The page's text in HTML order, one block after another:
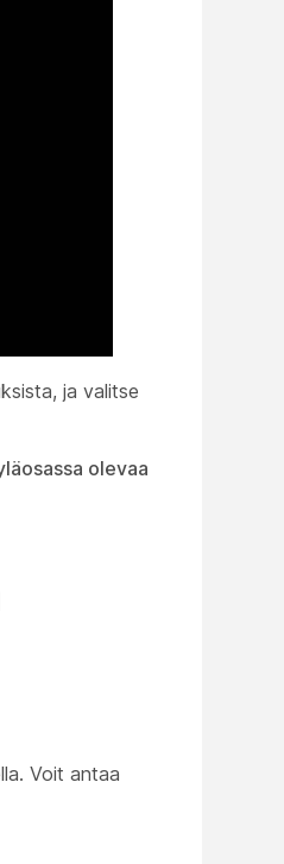
ja valitse
olevaa
Voit antaa